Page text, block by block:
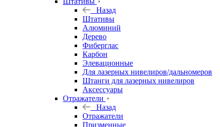
Назад
Штативы
Алюминий
Дерево
Фиберглас
Карбон
Элевационные
Для лазерных нивелиров/дальномеров
Штанги для лазерных нивелиров
Аксессуары
Отражатели
Назад
Отражатели
Призменные